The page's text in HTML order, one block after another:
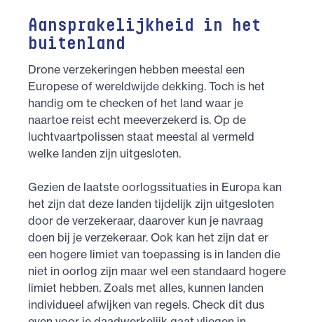
Aansprakelijkheid in het
buitenland
Drone verzekeringen hebben meestal een
Europese of wereldwijde dekking. Toch is het
handig om te checken of het land waar je
naartoe reist echt meeverzekerd is. Op de
luchtvaartpolissen staat meestal al vermeld
welke landen zijn uitgesloten.
Gezien de laatste oorlogssituaties in Europa kan
het zijn dat deze landen tijdelijk zijn uitgesloten
door de verzekeraar, daarover kun je navraag
doen bij je verzekeraar. Ook kan het zijn dat er
een hogere limiet van toepassing is in landen die
niet in oorlog zijn maar wel een standaard hogere
limiet hebben. Zoals met alles, kunnen landen
individueel afwijken van regels. Check dit dus